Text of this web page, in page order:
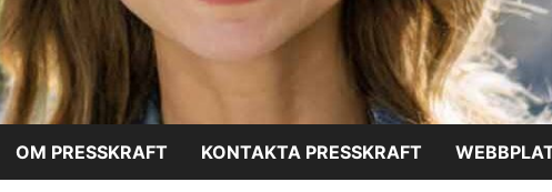
OM PRESSKRAFT KONTAKTA PRESSKRAFT